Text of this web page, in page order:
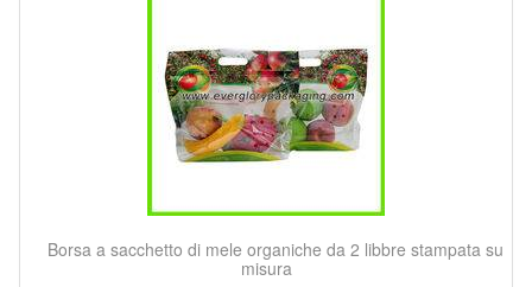
Borsa a sacchetto di mele organiche da 2 libbre stampata su
misura